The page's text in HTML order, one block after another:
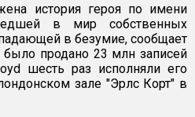
история героя по имени
в мир собственных
в безумие, сообщает
продано 23 млн записей
шесть раз исполняли его
зале "Эрлс Корт" в